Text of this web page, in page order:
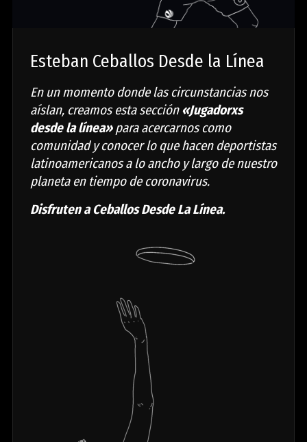
Esteban Ceballos Desde la Línea
En un momento donde las circunstancias nos
aíslan, creamos esta sección«Jugadorxs
desde la línea» para acercarnos como
comunidad y conocer lo que hacen deportistas
latinoamericanos a lo ancho y largo de nuestro
planeta en tiempo de coronavirus.
Disfruten a Ceballos Desde La Línea.